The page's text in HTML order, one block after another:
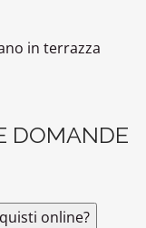
DOMANDE
online?